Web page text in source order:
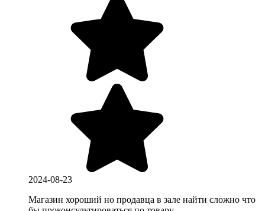
2024-08-23
Магазин хороший но продавца в зале найти сложно что